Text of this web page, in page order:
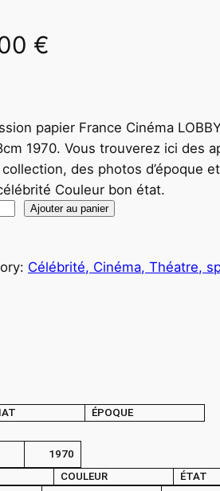
€
papier France Cinéma
1970. Vous trouverez ici des
des photos d’époque
Couleur bon état.
Ajouter au panier
Célébrité, Cinéma, Théatre,
ÉPOQUE
1970
COULEUR ÉTAT